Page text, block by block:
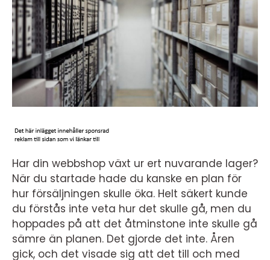
Har din webbshop växt ur ert nuvarande lager?
När du startade hade du kanske en plan för
hur försäljningen skulle öka. Helt säkert kunde
du förstås inte veta hur det skulle gå, men du
hoppades på att det åtminstone inte skulle gå
sämre än planen. Det gjorde det inte. Åren
gick, och det visade sig att det till och med